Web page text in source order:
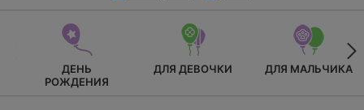
ДЕНЬ
РОЖДЕНИЯ
ДЛЯ ДЕВОЧКИ ДЛЯ МАЛЬЧИКА